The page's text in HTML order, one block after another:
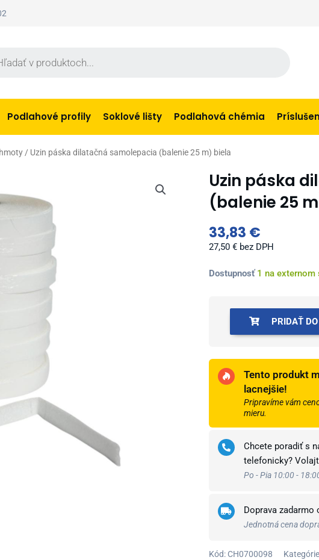
Podlahové profily Soklové lišty Podlahová chémia
/ Uzin páska dilatačná samolepacia (balenie 25 m) biela
Uzin páska
(balenie 25
33,83 €
27,50 € bez DPH
Dostupnosť 1 na externom
množstvo
dilatačná
25
m)
biela
PRIDAŤ
Tento produkt
lacnejšie!
Pripravíme vám
mieru.
Chcete poradiť s
telefonicky?
Po - Pia 10:00 -
Doprava zadarmo
Jednotná cena
Kód: CH0700098